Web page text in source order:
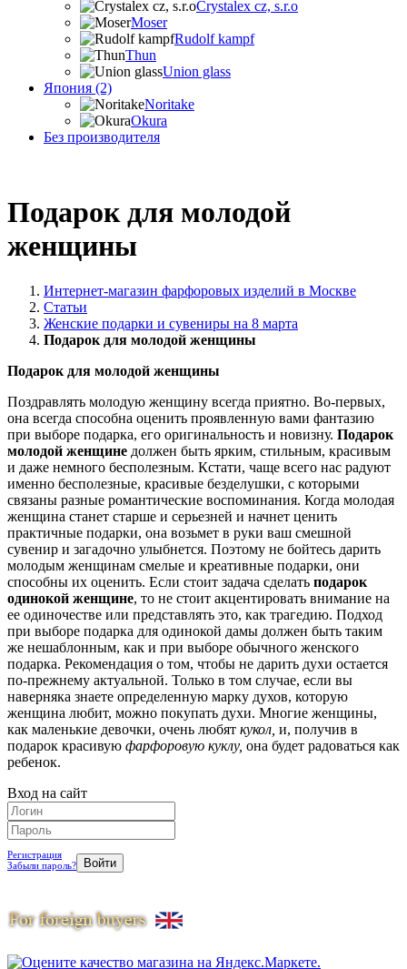
Crystalex cz, s.r.o
Moser
Rudolf kampf
Thun
Union glass
Япония (2)
Noritake
Okura
Без производителя
Подарок для молодой
женщины
Интернет-магазин фарфоровых изделий в Москве
Статьи
Женские подарки и сувениры на 8 марта
Подарок для молодой женщины
Подарок для молодой женщины
Поздравлять молодую женщину всегда приятно. Во-первых,
она всегда способна оценить проявленную вами фантазию
при выборе подарка, его оригинальность и новизну. Подарок
молодой женщине должен быть ярким, стильным, красивым
и даже немного бесполезным. Кстати, чаще всего нас радуют
именно бесполезные, красивые безделушки, с которыми
связаны разные романтические воспоминания. Когда молодая
женщина станет старше и серьезней и начнет ценить
практичные подарки, она возьмет в руки ваш смешной
сувенир и загадочно улыбнется. Поэтому не бойтесь дарить
молодым женщинам смелые и креативные подарки, они
способны их оценить. Если стоит задача сделать подарок
одинокой женщине, то не стоит акцентировать внимание на
ее одиночестве или представлять это, как трагедию. Подход
при выборе подарка для одинокой дамы должен быть таким
же нешаблонным, как и при выборе обычного женского
подарка. Рекомендация о том, чтобы не дарить духи остается
по-прежнему актуальной. Только в том случае, если вы
наверняка знаете определенную марку духов, которую
женщина любит, можно покупать духи. Многие женщины,
как маленькие девочки, очень любят кукол, и, получив в
подарок красивую фарфоровую куклу, она будет радоваться как
ребенок.
Вход на сайт
Регистрация
Забыли пароль?